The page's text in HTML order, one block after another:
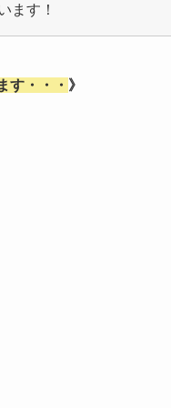
ます！
す・・・ 》